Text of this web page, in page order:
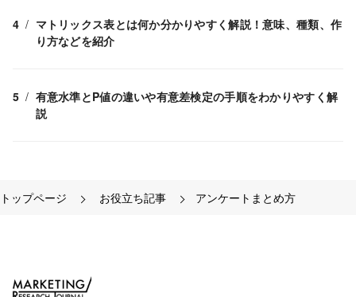
マトリックス表とは何か分かりやすく解説！意味、種類、作
り方などを紹介
有意水準とP値の違いや有意差検定の手順をわかりやすく解
説
トップページ お役立ち記事 アンケートまとめ方